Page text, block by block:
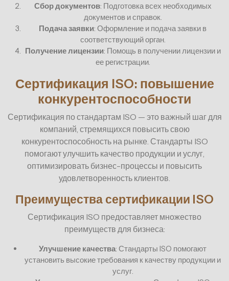
Сбор документов: Подготовка всех необходимых
документов и справок.
Подача заявки: Оформление и подача заявки в
соответствующий орган.
Получение лицензии: Помощь в получении лицензии и
ее регистрации.
Сертификация ISO: повышение
конкурентоспособности
Сертификация по стандартам ISO — это важный шаг для
компаний, стремящихся повысить свою
конкурентоспособность на рынке. Стандарты ISO
помогают улучшить качество продукции и услуг,
оптимизировать бизнес-процессы и повысить
удовлетворенность клиентов.
Преимущества сертификации ISO
Сертификация ISO предоставляет множество
преимуществ для бизнеса:
Улучшение качества: Стандарты ISO помогают
установить высокие требования к качеству продукции и
услуг.